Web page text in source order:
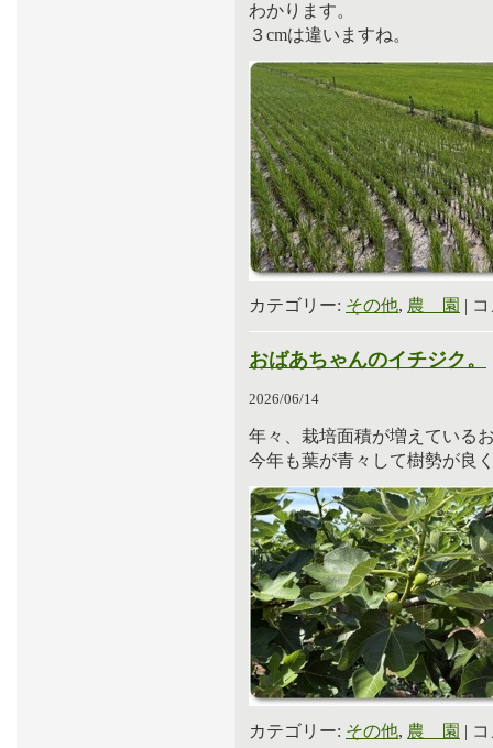
わかります。
３cmは違いますね。
カテゴリー: その他, 農 園 |
おばあちゃんのイチジク。
2026/06/14
年々、栽培面積が増えている
今年も葉が青々して樹勢が良
カテゴリー: その他, 農 園 |